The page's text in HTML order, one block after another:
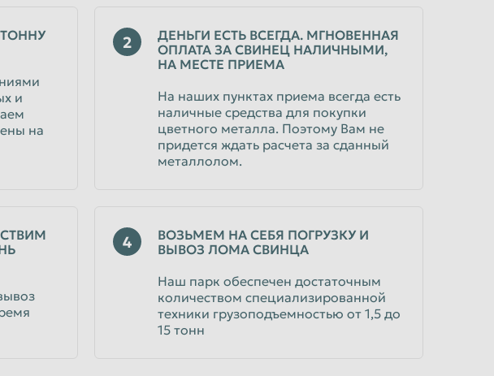
и
на
2
ДЕНЬГИ ЕСТЬ ВСЕГДА. МГНОВЕННАЯ
ОПЛАТА ЗА СВИНЕЦ НАЛИЧНЫМИ,
НА МЕСТЕ ПРИЕМА
На наших пунктах приема всегда есть
наличные средства для покупки
цветного металла. Поэтому Вам не
придется ждать расчета за сданный
металлолом.
4
ВОЗЬМЕМ НА СЕБЯ ПОГРУЗКУ И
ВЫВОЗ ЛОМА СВИНЦА
Наш парк обеспечен достаточным
количеством специализированной
техники грузоподъемностью от 1,5 до
15 тонн